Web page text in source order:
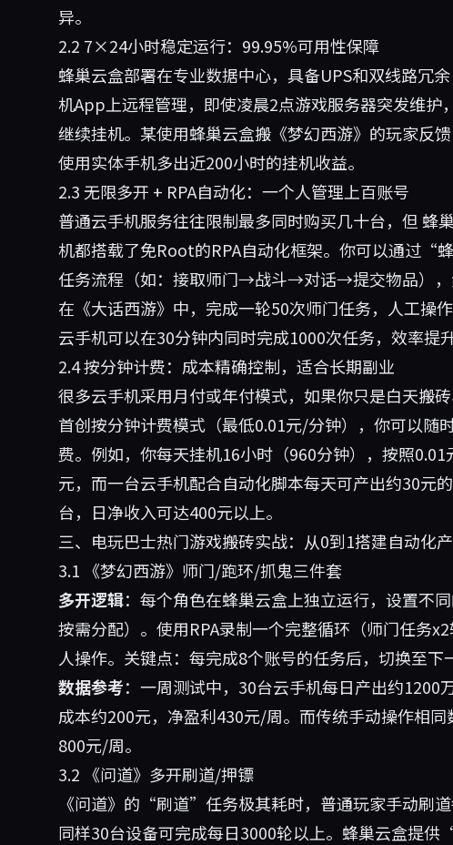
异。
2.2 7×24小时稳定运行：99.95%可用性保障
蜂巢云盒部署在专业数据中心，具备UPS和双线路冗
机App上远程管理，即使凌晨2点游戏服务器突发维护
继续挂机。某使用蜂巢云盒搬《梦幻西游》的玩家反
使用实体手机多出近200小时的挂机收益。
2.3 无限多开 + RPA自动化：一个人管理上百账号
普通云手机服务往往限制最多同时购买几十台，但 蜂
机都搭载了免Root的RPA自动化框架。你可以通过“
任务流程（如：接取师门→战斗→对话→提交物品），
在《大话西游》中，完成一轮50次师门任务，人工操
云手机可以在30分钟内同时完成1000次任务，效率提
2.4 按分钟计费：成本精确控制，适合长期副业
很多云手机采用月付或年付模式，如果你只是白天搬
首创按分钟计费模式（最低0.01元/分钟），你可以随
费。例如，你每天挂机16小时（960分钟），按照
元，而一台云手机配合自动化脚本每天可产出约30元
台，日净收入可达400元以上。
三、电玩巴士热门游戏搬砖实战：从0到1搭建自动化
3.1 《梦幻西游》师门/跑环/抓鬼三件套
多开逻辑：每个角色在蜂巢云盒上独立运行，设置不
按需分配）。使用RPA录制一个完整循环（师门任务
人操作。关键点：每完成8个账号的任务后，切换至下
数据参考：一周测试中，30台云手机每日产出约
成本约200元，净盈利430元/周。而传统手动操作相
800元/周。
3.2 《问道》多开刷道/押镖
《问道》的“刷道”任务极其耗时，普通玩家手动刷
同样30台设备可完成每日3000轮以上。蜂巢云盒提